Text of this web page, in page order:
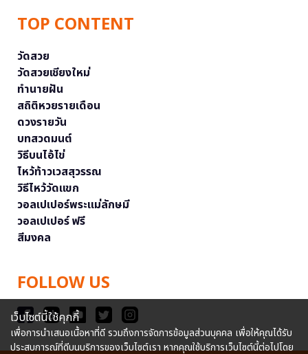
TOP CONTENT
วัดสวย
วัดสวยเชียงใหม่
ทำนายฝัน
สถิติหวยรายเดือน
ดวงรายวัน
บทสวดมนต์
วิธีบนไอ้ไข่
ไหว้ท้าวเวสสุวรรณ
วิธีไหว้วัดแขก
วอลเปเปอร์พระแม่ลักษมี
วอลเปเปอร์ ฟรี
สีมงคล
FOLLOW US
เว็บไซต์นี้ใช้คุกกี้
เพื่อการนำเสนอเนื้อหาที่ดี รวมถึงการจัดการข้อมูลส่วนบุคคล เพื่อให้คุณได้รับ
ประสบการณ์ที่ดีบนบริการของเว็บไซต์เรา หากคุณใช้บริการเว็บไซต์นี้ต่อไปโดย